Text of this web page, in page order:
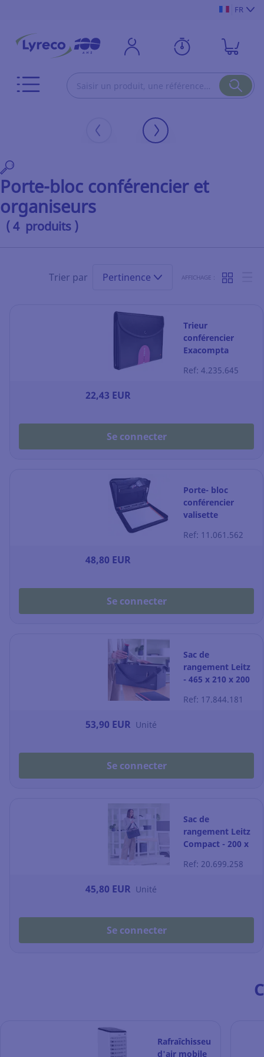
FR
Porte-bloc conférencier et
organiseurs
( 4 produits )
Trier par Pertinence AFFICHAGE :
Trieur
conférencier
Exacompta
compartiments -
Ref: 4.235.645
22,43 EUR
Se connecter
Porte- bloc
conférencier
valisette
Exafolder - 27 x
Ref: 11.061.562
48,80 EUR
Se connecter
Sac de
rangement Leitz
- 465 x 210 x 200
Ref: 17.844.181
53,90 EUR Unité
Se connecter
Sac de
rangement Leitz
Compact - 200 x
gris
Ref: 20.699.258
45,80 EUR Unité
Se connecter
Rafraîchisseur
d'air mobile